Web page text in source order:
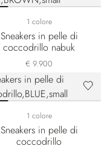
1 colore
Sneakers in pelle di
coccodrillo nabuk
€ 9.900
1 colore
Sneakers in pelle di
coccodrillo